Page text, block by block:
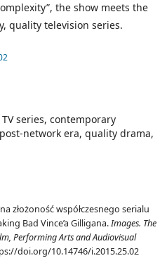
TV series contemporary
post-network era quality drama
złożoność współczesnego serialu
Bad Vince’a Gilligana.Images. The
Performing Arts and Audiovisual
doi.org/10.14746/i.2015.25.02
the show meets the
quality television series.